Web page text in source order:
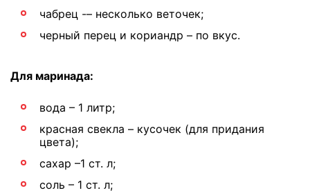
чабрец -– несколько веточек;
черный перец и кориандр – по вкус.
Для маринада:
вода – 1 литр;
красная свекла – кусочек (для придания
цвета);
сахар –1 ст. л;
соль – 1 ст. л;